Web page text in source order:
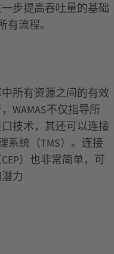
步提高吞吐量的基础
流程。
所有资源之间的有效
WAMAS不仅指导所
技术，其还可以连接
系统（TMS）。连接
）也非常简单，可
力